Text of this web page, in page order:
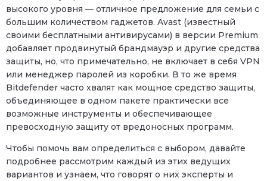
высокого уровня — отличное предложение для семьи с
большим количеством гаджетов. Avast (известный
своими бесплатными антивирусами) в версии Premium
добавляет продвинутый брандмауэр и другие средства
защиты, но, что примечательно, не включает в себя VPN
или менеджер паролей из коробки. В то же время
Bitdefender часто хвалят как мощное средство защиты,
объединяющее в одном пакете практически все
возможные инструменты и обеспечивающее
превосходную защиту от вредоносных программ.
Чтобы помочь вам определиться с выбором, давайте
подробнее рассмотрим каждый из этих ведущих
вариантов и узнаем, что говорят о них эксперты и